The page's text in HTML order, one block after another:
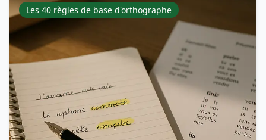
Les 40 règles de base d'orthographe